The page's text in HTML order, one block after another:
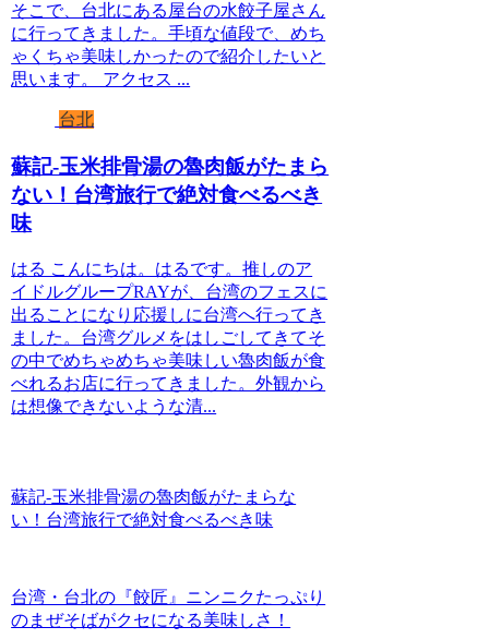
そこで、台北にある屋台の水餃子屋さん
に行ってきました。手頃な値段で、めち
ゃくちゃ美味しかったので紹介したいと
思います。 アクセス ...
台北
蘇記-玉米排骨湯の魯肉飯がたまら
ない！台湾旅行で絶対食べるべき
味
はる こんにちは。はるです。推しのア
イドルグループRAYが、台湾のフェスに
出ることになり応援しに台湾へ行ってき
ました。台湾グルメをはしごしてきてそ
の中でめちゃめちゃ美味しい魯肉飯が食
べれるお店に行ってきました。外観から
は想像できないような清...
蘇記-玉米排骨湯の魯肉飯がたまらな
い！台湾旅行で絶対食べるべき味
台湾・台北の『餃匠』ニンニクたっぷり
のまぜそばがクセになる美味しさ！